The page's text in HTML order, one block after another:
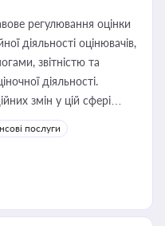
регулювання оцінки
діяльності оцінювачів,
звітністю та
діяльності.
змін у цій сфері
юриста або
приватизації, оренди
угод і перевірки
послуги